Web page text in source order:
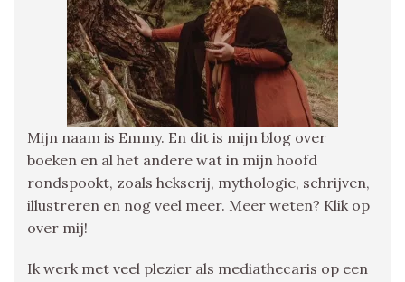
Mijn naam is Emmy. En dit is mijn blog over
boeken en al het andere wat in mijn hoofd
rondspookt, zoals hekserij, mythologie, schrijven,
illustreren en nog veel meer. Meer weten? Klik op
over mij!
Ik werk met veel plezier als mediathecaris op een